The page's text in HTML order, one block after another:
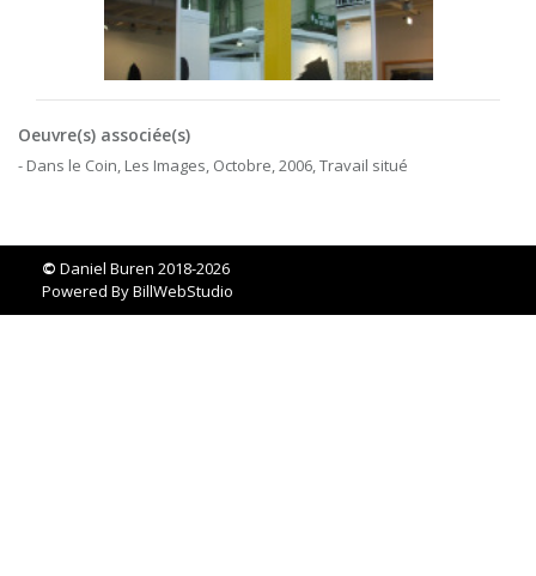
Oeuvre(s) associée(s)
- Dans le Coin, Les Images, Octobre, 2006, Travail situé
© Daniel Buren 2018-2026
Powered ByBillWebStudio